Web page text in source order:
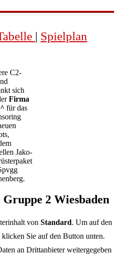
| Spielplan
C2-
sich
Firma
für das
Jako-
2 Wiesbaden
von Standard. Um auf den
Sie auf den Button unten.
an Drittanbieter weitergegeben